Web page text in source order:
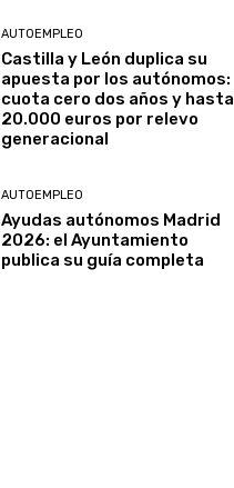
AUTOEMPLEO
Castilla y León duplica su
apuesta por los autónomos:
cuota cero dos años y hasta
20.000 euros por relevo
generacional
AUTOEMPLEO
Ayudas autónomos Madrid
2026: el Ayuntamiento
publica su guía completa